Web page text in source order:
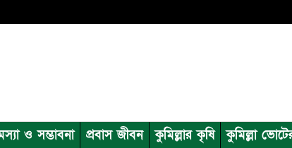
ও সম্ভাবনা প্রবাস জীবন কুমিল্লার কৃষি কুমিল্লা